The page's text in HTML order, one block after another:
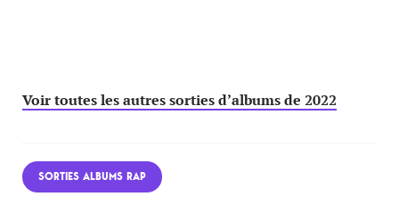
Voir toutes les autres sorties d’albums de 2022
SORTIES ALBUMS RAP